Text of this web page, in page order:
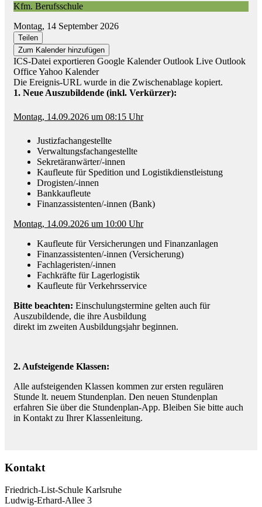
Kfm. Berufsschule
Montag, 14 September 2026
Teilen
Zum Kalender hinzufügen
ICS-Datei exportieren Google KalenderOutlook Live Outlook
OfficeYahoo Kalender
Die Ereignis-URL wurde in die Zwischenablage kopiert.
1. Neue Auszubildende (inkl. Verkürzer):
Montag, 14.09.2026 um 08:15 Uhr
Justizfachangestellte
Verwaltungsfachangestellte
Sekretäranwärter/-innen
Kaufleute für Spedition und Logistikdienstleistung
Drogisten/-innen
Bankkaufleute
Finanzassistenten/-innen (Bank)
Montag, 14.09.2026 um 10:00 Uhr
Kaufleute für Versicherungen und Finanzanlagen
Finanzassistenten/-innen (Versicherung)
Fachlageristen/-innen
Fachkräfte für Lagerlogistik
Kaufleute für Verkehrsservice
Bitte beachten: Einschulungstermine gelten auch für
Auszubildende, die ihre Ausbildung
direkt im zweiten Ausbildungsjahr beginnen.
2. Aufsteigende Klassen:
Alle aufsteigenden Klassen kommen zur ersten regulären
Stunde lt. neuem Stundenplan. Den neuen Stundenplan
erfahren Sie über die Stundenplan-App. Bleiben Sie bitte auch
in Kontakt zu Ihrer Klassenleitung.
Kontakt
Friedrich-List-Schule Karlsruhe
Ludwig-Erhard-Allee 3